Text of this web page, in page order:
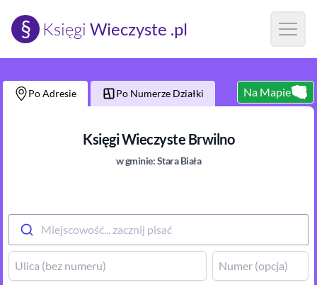
§ Księgi Wieczyste .pl Open
Po Adresie Po Numerze Działki Na Mapie
Księgi Wieczyste Brwilno
w gminie:Stara Biała
Miejscowość... zacznij pisać